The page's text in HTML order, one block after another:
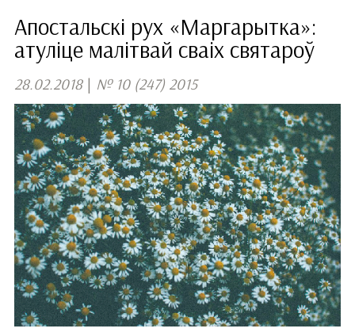
Апостальскі рух «Маргарытка»:
атуліце малітвай сваіх святароў
28.02.2018 | № 10 (247) 2015